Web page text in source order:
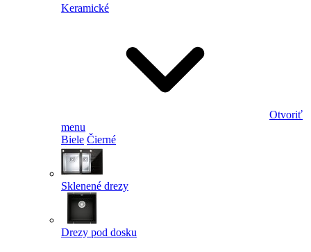
Keramické
Otvoriť
menu
Biele Čierné
Sklenené drezy
Drezy pod dosku